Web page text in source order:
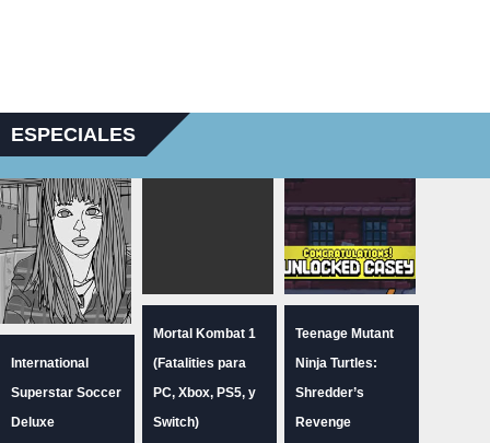
ESPECIALES
International
Superstar Soccer
Deluxe
Mortal Kombat 1
(Fatalities para
PC, Xbox, PS5, y
Switch)
Teenage Mutant
Ninja Turtles:
Shredder’s
Revenge